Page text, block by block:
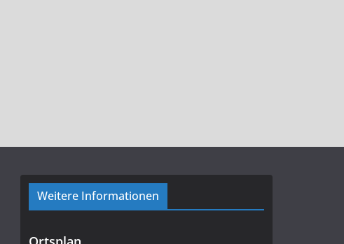
Weitere Informationen